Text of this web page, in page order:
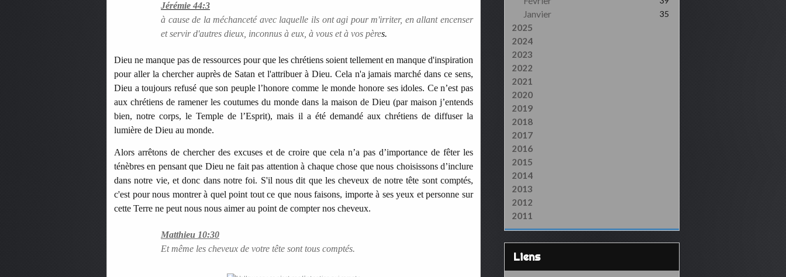
Jérémie 44:3
à cause de la méchanceté avec laquelle ils ont agi pour m'irriter, en allant encenser
et servir d'autres dieux, inconnus à eux, à vous et à vos pères.
Dieu ne manque pas de ressources pour que les chrétiens soient tellement en manque d'inspiration
pour aller la chercher auprès de Satan et l'attribuer à Dieu. Cela n'a jamais marché dans ce sens,
Dieu a toujours refusé que son peuple l’honore comme le monde honore ses idoles. Ce n’est pas
aux chrétiens de ramener les coutumes du monde dans la maison de Dieu (par maison j’entends
bien, notre corps, le Temple de l’Esprit), mais il a été demandé aux chrétiens de diffuser la
lumière de Dieu au monde.
Alors arrêtons de chercher des excuses et de croire que cela n’a pas d’importance de fêter les
ténèbres en pensant que Dieu ne fait pas attention à chaque chose que nous choisissons d’inclure
dans notre vie, et donc dans notre foi. S'il nous dit que les cheveux de notre tête sont comptés,
c'est pour nous montrer à quel point tout ce que nous faisons, importe à ses yeux et personne sur
cette Terre ne peut nous nous aimer au point de compter nos cheveux.
Matthieu 10:30
Et même les cheveux de votre tête sont tous comptés.
Janvier 35
2025
2024
2023
2022
2021
2020
2019
2018
2017
2016
2015
2014
2013
2012
2011
Liens